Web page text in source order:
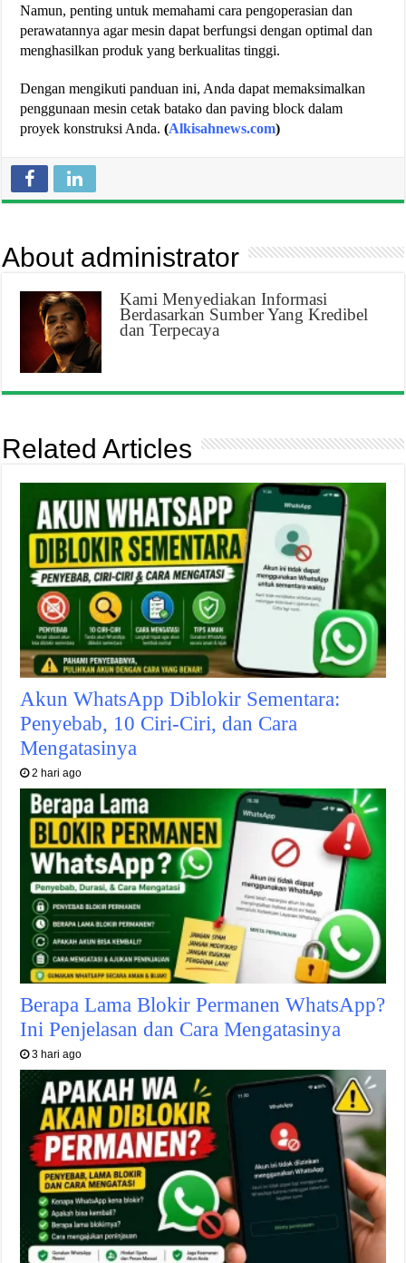
Namun, penting untuk memahami cara pengoperasian dan
perawatannya agar mesin dapat berfungsi dengan optimal dan
menghasilkan produk yang berkualitas tinggi.
Dengan mengikuti panduan ini, Anda dapat memaksimalkan
penggunaan mesin cetak batako dan paving block dalam
proyek konstruksi Anda. (Alkisahnews.com)
About administrator
Kami Menyediakan Informasi
Berdasarkan Sumber Yang Kredibel
dan Terpecaya
Related Articles
Akun WhatsApp Diblokir Sementara:
Penyebab, 10 Ciri-Ciri, dan Cara
Mengatasinya
2 hari ago
Berapa Lama Blokir Permanen WhatsApp?
Ini Penjelasan dan Cara Mengatasinya
3 hari ago